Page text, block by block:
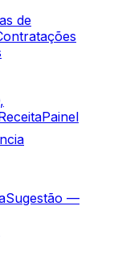
de
Painel
Sugestão —